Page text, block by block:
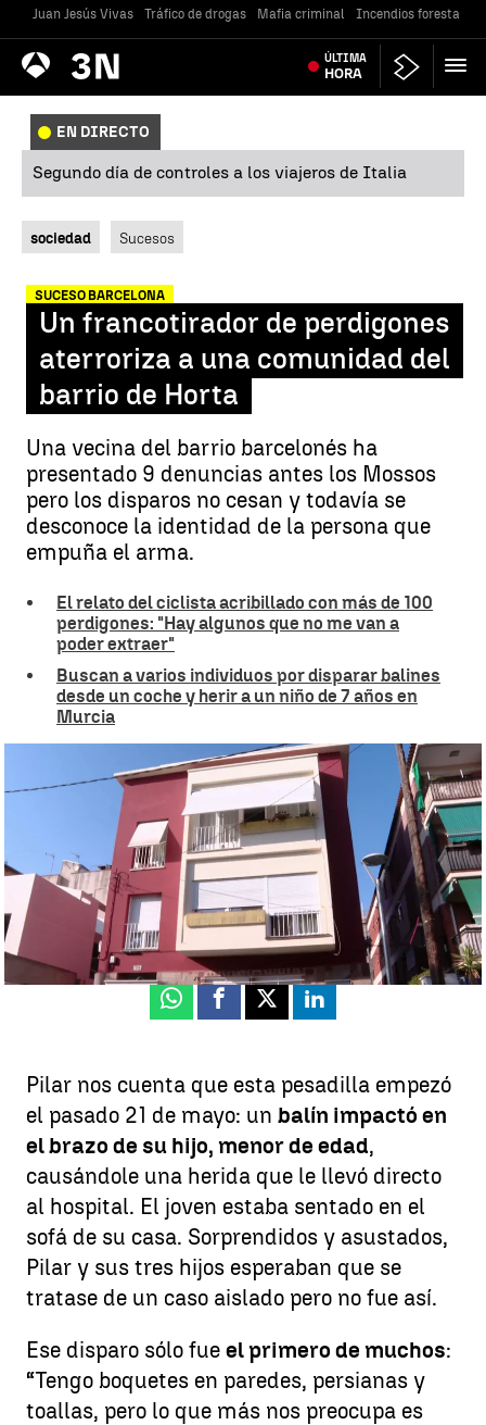
Juan Jesús Vivas Tráfico de drogas Mafia criminal Incendios forestales
Antena
3 Noticias ÚLTIMA
HORA
EN DIRECTO
Segundo día de controles a los viajeros de Italia
sociedad Sucesos
SUCESO BARCELONA
Un francotirador de perdigones
aterroriza a una comunidad del
barrio de Horta
Una vecina del barrio barcelonés ha
presentado 9 denuncias antes los Mossos
pero los disparos no cesan y todavía se
desconoce la identidad de la persona que
empuña el arma.
El relato del ciclista acribillado con más de 100
perdigones: "Hay algunos que no me van a
poder extraer"
Buscan a varios individuos por disparar balines
desde un coche y herir a un niño de 7 años en
Murcia
Un francotirador de perdigones aterroriza a una comunidad del
barrio de Horta
Carla Mayol
Publicado: 18 de junio de 2025, 13:06
Whatsapp
Facebook
X Linkedin
Pilar nos cuenta que esta pesadilla empezó
el pasado 21 de mayo: un balín impactó en
el brazo de su hijo, menor de edad,
causándole una herida que le llevó directo
al hospital. El joven estaba sentado en el
sofá de su casa. Sorprendidos y asustados,
Pilar y sus tres hijos esperaban que se
tratase de un caso aislado pero no fue así.
Ese disparo sólo fue el primero de muchos:
“Tengo boquetes en paredes, persianas y
toallas, pero lo que más nos preocupa es